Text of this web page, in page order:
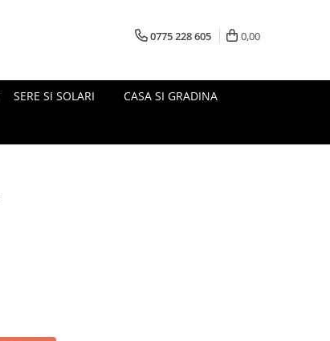
0775 228 605 0,00
SERE SI SOLARI CASA SI GRADINA